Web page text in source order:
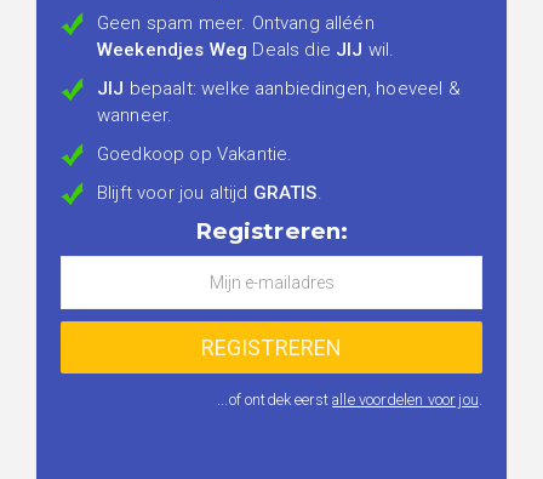
Geen spam meer. Ontvang alléén
Weekendjes Weg Deals die JIJ wil.
JIJ bepaalt: welke aanbiedingen, hoeveel &
wanneer.
Goedkoop op Vakantie.
Blijft voor jou altijd GRATIS.
Registreren:
...of ontdek eerstalle voordelen voor jou.